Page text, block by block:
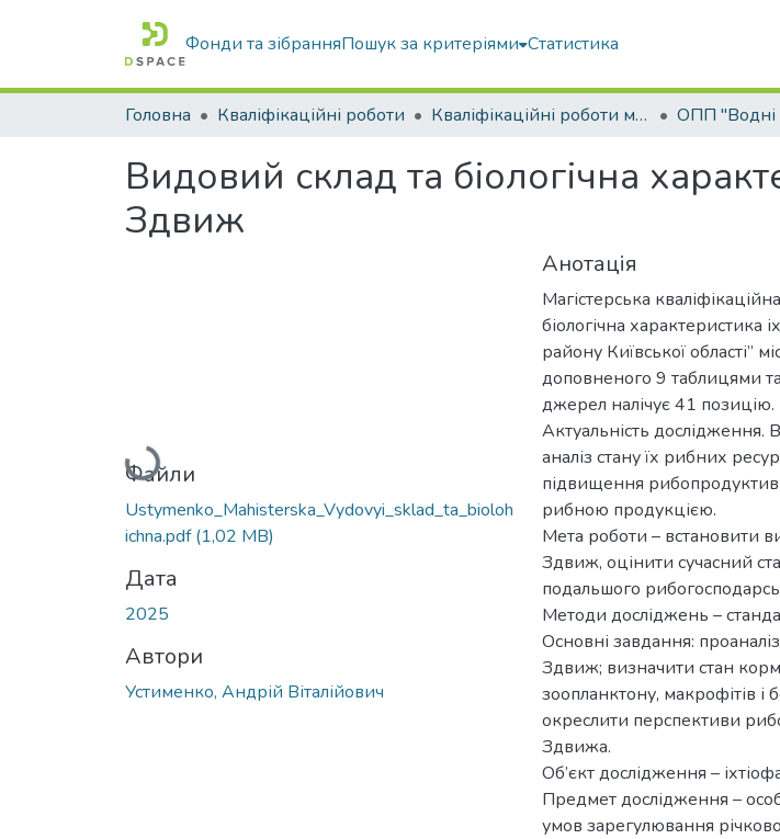
Фонди та зібранняПошук за критеріями Статистика
Головна Кваліфікаційні роботи Кваліфікаційні роботи магістрів
Видовий склад та біологічна
Здвиж
Вантажиться...
Файли
Ustymenko_Mahisterska_Vydovyi_sklad_ta_bioloh
ichna.pdf(1,02 MB)
Дата
2025
Автори
Устименко, Андрій Віталійович
Анотація
Магістерська
біологічна характеристика
району Київської області”
доповненого 9 таблицями
джерел налічує 41 позицію.
Актуальність
аналіз стану їх рибних
підвищення
рибною продукцією.
Мета роботи – встановити
Здвиж, оцінити сучасний
подальшого
Методи досліджень –
Основні завдання:
Здвиж; визначити стан
зоопланктону, макрофітів
окреслити перспективи
Здвижа.
Об’єкт дослідження –
Предмет дослідження –
умов зарегулювання